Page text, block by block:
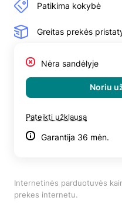
Patikima kokybė
Greitas prekės
Nėra sandėlyje
Noriu
Pateikti užklausą
Garantija 36 mėn.
Internetinės parduotuvės
prekes internetu.